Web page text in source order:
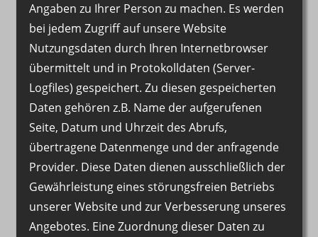
Angaben zu Ihrer Person zu machen. Es werden
bei jedem Zugriff auf unsere Website
Nutzungsdaten durch Ihren Internetbrowser
übermittelt und in Protokolldaten (Server-
Logfiles) gespeichert. Zu diesen gespeicherten
Daten gehören z.B. Name der aufgerufenen
Seite, Datum und Uhrzeit des Abrufs,
übertragene Datenmenge und der anfragende
Provider. Diese Daten dienen ausschließlich der
Gewährleistung eines störungsfreien Betriebs
unserer Website und zur Verbesserung unseres
Angebotes. Eine Zuordnung dieser Daten zu